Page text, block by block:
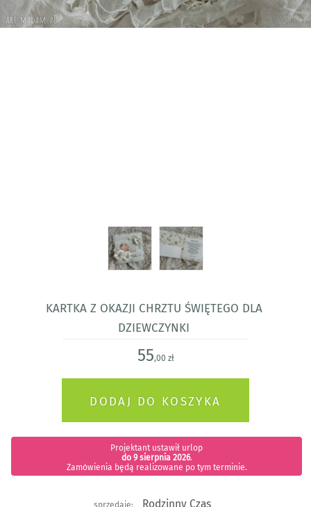
Kartka z okazji Chrztu Świętego dla
dziewczynki
55,00 zł
Projektant ustawił urlop
do 9 sierpnia 2026.
Zamówienia będą realizowane po tym terminie.
sprzedaje: Rodzinny Czas